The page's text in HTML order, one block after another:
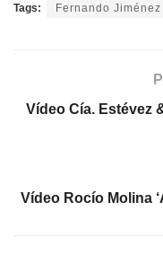
Tags: Fernando Jiménez
Vídeo Cía. Estévez
Vídeo Rocío Molina